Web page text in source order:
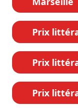
Prix
Prix
Prix